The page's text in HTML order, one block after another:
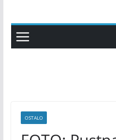
content
OSTALO